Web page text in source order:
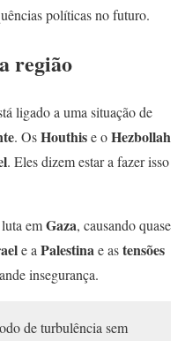
políticas no futuro.
região
ligado a uma situação de
. OsHouthise oHezbollah
. Eles dizem estar a fazer isso
luta emGaza, causando quase
e a Palestinae astensões
insegurança.
de turbulência sem